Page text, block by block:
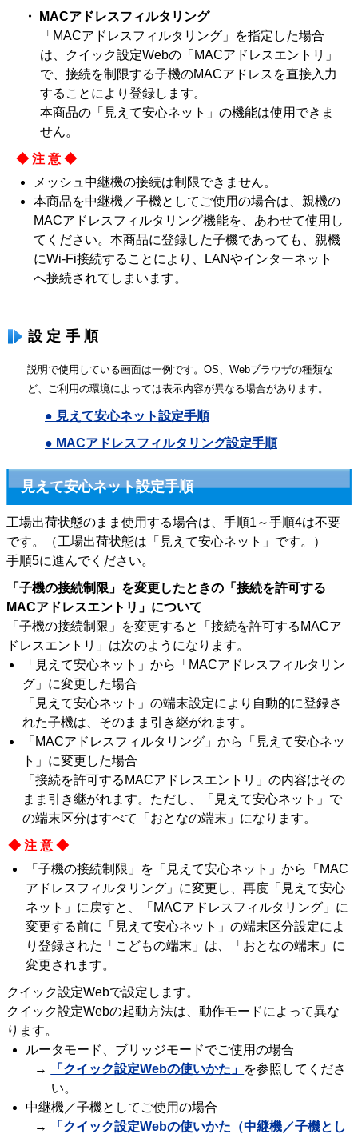
・ MACアドレスフィルタリング
「MACアドレスフィルタリング」を指定した場合
は、クイック設定Webの「MACアドレスエントリ」
で、接続を制限する子機のMACアドレスを直接入力
することにより登録します。
本商品の「見えて安心ネット」の機能は使用できま
せん。
◆注意◆
メッシュ中継機の接続は制限できません。
本商品を中継機／子機としてご使用の場合は、親機の
MACアドレスフィルタリング機能を、あわせて使用し
てください。本商品に登録した子機であっても、親機
にWi-Fi接続することにより、LANやインターネット
へ接続されてしまいます。
設定手順
説明で使用している画面は一例です。OS、Webブラウザの種類な
ど、ご利用の環境によっては表示内容が異なる場合があります。
● 見えて安心ネット設定手順
● MACアドレスフィルタリング設定手順
見えて安心ネット設定手順
工場出荷状態のまま使用する場合は、手順1～手順4は不要
です。（工場出荷状態は「見えて安心ネット」です。）
手順5に進んでください。
「子機の接続制限」を変更したときの「接続を許可する
MACアドレスエントリ」について
「子機の接続制限」を変更すると「接続を許可するMACア
ドレスエントリ」は次のようになります。
「見えて安心ネット」から「MACアドレスフィルタリン
グ」に変更した場合
「見えて安心ネット」の端末設定により自動的に登録さ
れた子機は、そのまま引き継がれます。
「MACアドレスフィルタリング」から「見えて安心ネッ
ト」に変更した場合
「接続を許可するMACアドレスエントリ」の内容はその
まま引き継がれます。ただし、「見えて安心ネット」で
の端末区分はすべて「おとなの端末」になります。
◆注意◆
「子機の接続制限」を「見えて安心ネット」から「MAC
アドレスフィルタリング」に変更し、再度「見えて安心
ネット」に戻すと、「MACアドレスフィルタリング」に
変更する前に「見えて安心ネット」の端末区分設定によ
り登録された「こどもの端末」は、「おとなの端末」に
変更されます。
クイック設定Webで設定します。
クイック設定Webの起動方法は、動作モードによって異な
ります。
ルータモード、ブリッジモードでご使用の場合
→
「クイック設定Webの使いかた」 を参照してくださ
い。
中継機／子機としてご使用の場合
→
「クイック設定Webの使いかた（中継機／子機とし